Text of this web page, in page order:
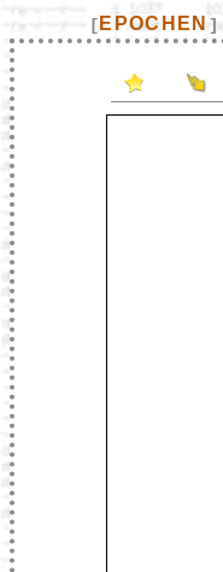
[ EPOCHEN ]